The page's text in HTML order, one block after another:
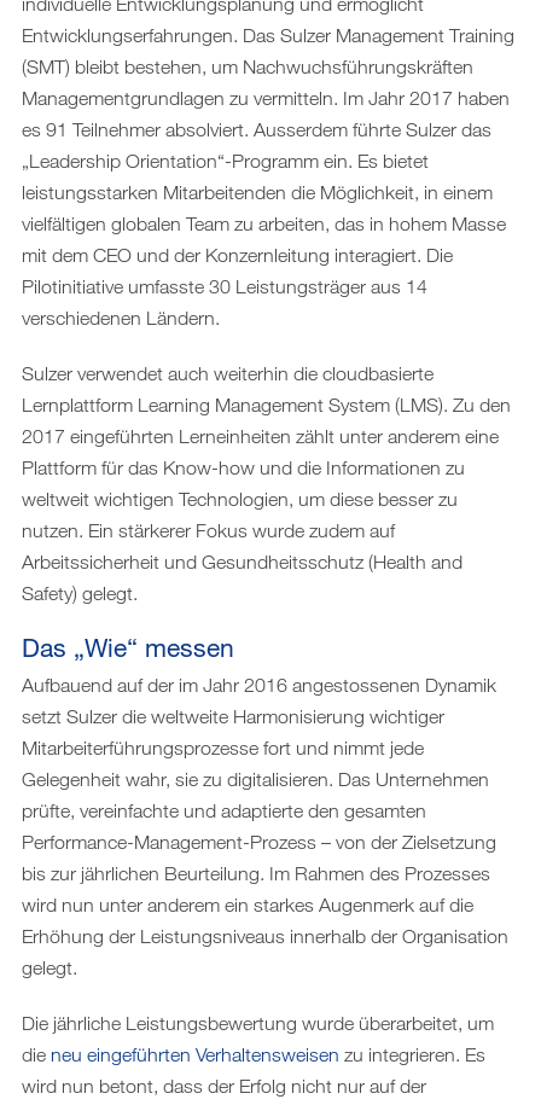
Entwicklungserfahrungen. Das Sulzer Management Training
(SMT) bleibt bestehen, um Nachwuchsführungskräften
Managementgrundlagen zu vermitteln. Im Jahr 2017 haben
es 91 Teilnehmer absolviert. Ausserdem führte Sulzer das
„Leadership Orientation“-Programm ein. Es bietet
leistungsstarken Mitarbeitenden die Möglichkeit, in einem
vielfältigen globalen Team zu arbeiten, das in hohem Masse
mit dem CEO und der Konzernleitung interagiert. Die
Pilotinitiative umfasste 30 Leistungsträger aus 14
verschiedenen Ländern.
Sulzer verwendet auch weiterhin die cloudbasierte
Lernplattform Learning Management System (LMS). Zu den
2017 eingeführten Lerneinheiten zählt unter anderem eine
Plattform für das Know-how und die Informationen zu
weltweit wichtigen Technologien, um diese besser zu
nutzen. Ein stärkerer Fokus wurde zudem auf
Arbeitssicherheit und Gesundheitsschutz (Health and
Safety) gelegt.
Das „Wie“ messen
Aufbauend auf der im Jahr 2016 angestossenen Dynamik
setzt Sulzer die weltweite Harmonisierung wichtiger
Mitarbeiterführungsprozesse fort und nimmt jede
Gelegenheit wahr, sie zu digitalisieren. Das Unternehmen
prüfte, vereinfachte und adaptierte den gesamten
Performance-Management-Prozess – von der Zielsetzung
bis zur jährlichen Beurteilung. Im Rahmen des Prozesses
wird nun unter anderem ein starkes Augenmerk auf die
Erhöhung der Leistungsniveaus innerhalb der Organisation
gelegt.
Die jährliche Leistungsbewertung wurde überarbeitet, um
die neu eingeführten Verhaltensweisen zu integrieren. Es
wird nun betont, dass der Erfolg nicht nur auf der